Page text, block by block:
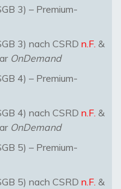
3) – Premium-
3) nach CSRD n.F. &
OnDemand
4) – Premium-
4) nach CSRD n.F. &
OnDemand
5) – Premium-
5) nach CSRD n.F. &